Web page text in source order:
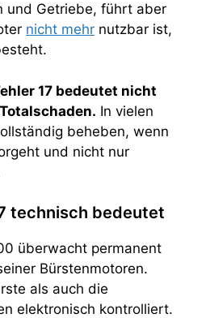
und Getriebe, führt aber
nicht mehr nutzbar ist,
17 bedeutet nicht
In vielen
beheben, wenn
und nicht nur
technisch bedeutet
überwacht permanent
Bürstenmotoren.
als auch die
elektronisch kontrolliert.